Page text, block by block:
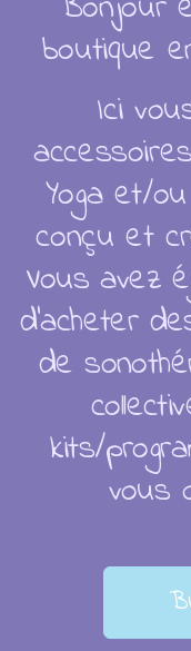
boutique
Ici
Yoga et/
conçu et
Vous avez
d'acheter
de
kits/
vous
Retraite Ain 2026
Soins individuels
Catalogue